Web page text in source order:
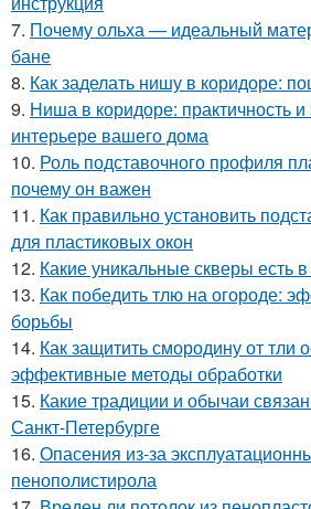
7. Почему ольха — идеальный
бане
8. Как заделать нишу в коридоре:
9. Ниша в коридоре: практичность и
интерьере вашего дома
10. Роль подставочного профиля
почему он важен
11. Как правильно установить
для пластиковых окон
12. Какие уникальные скверы есть
13. Как победить тлю на огороде:
борьбы
14. Как защитить смородину от тли
эффективные методы обработки
15. Какие традиции и обычаи
Санкт-Петербурге
16. Опасения из-за
пенополистирола